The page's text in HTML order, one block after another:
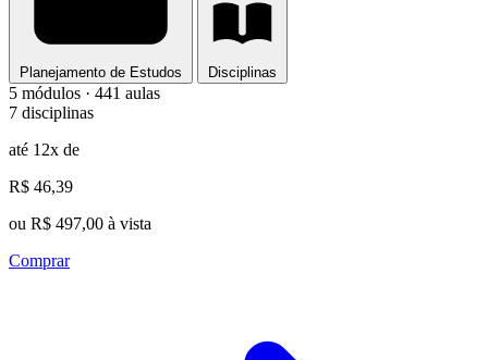
Planejamento de Estudos Disciplinas
5 módulos · 441 aulas
7 disciplinas
até 12x de
R$ 46,39
ou R$ 497,00 à vista
Comprar